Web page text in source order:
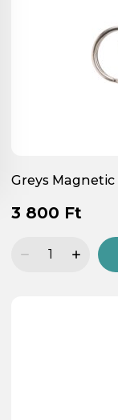
Greys
3 800 Ft